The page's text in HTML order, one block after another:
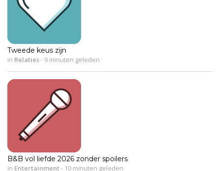
Tweede keus zijn
in Relaties- 9 minuten geleden
B&B vol liefde 2026 zonder spoilers
in Entertainment- 10 minuten geleden